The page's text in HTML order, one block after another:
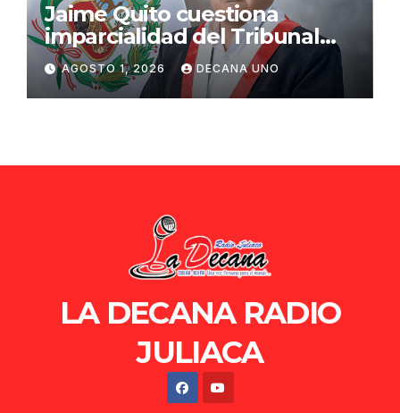
Jaime Quito cuestiona
imparcialidad del Tribunal
Constitucional tras liberación
de Ollanta Humala
AGOSTO 1, 2026 DECANA UNO
LA DECANA RADIO
JULIACA